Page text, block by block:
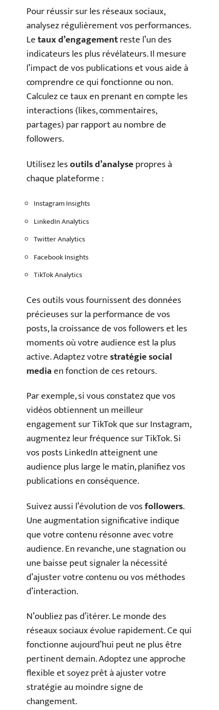
Pour réussir sur les réseaux sociaux,
analysez régulièrement vos performances.
Letaux d’engagementreste l’un des
indicateurs les plus révélateurs. Il mesure
l’impact de vos publications et vous aide à
comprendre ce qui fonctionne ou non.
Calculez ce taux en prenant en compte les
interactions (likes, commentaires,
partages) par rapport au nombre de
followers.
Utilisez lesoutils d’analysepropres à
chaque plateforme :
Instagram Insights
LinkedIn Analytics
Twitter Analytics
Facebook Insights
TikTok Analytics
Ces outils vous fournissent des données
précieuses sur la performance de vos
posts, la croissance de vos followers et les
moments où votre audience est la plus
active. Adaptez votrestratégie social
mediaen fonction de ces retours.
Par exemple, si vous constatez que vos
vidéos obtiennent un meilleur
engagement sur TikTok que sur Instagram,
augmentez leur fréquence sur TikTok. Si
vos posts LinkedIn atteignent une
audience plus large le matin, planifiez vos
publications en conséquence.
Suivez aussi l’évolution de vosfollowers.
Une augmentation significative indique
que votre contenu résonne avec votre
audience. En revanche, une stagnation ou
une baisse peut signaler la nécessité
d’ajuster votre contenu ou vos méthodes
d’interaction.
N’oubliez pas d’itérer. Le monde des
réseaux sociaux évolue rapidement. Ce qui
fonctionne aujourd’hui peut ne plus être
pertinent demain. Adoptez une approche
flexible et soyez prêt à ajuster votre
stratégie au moindre signe de
changement.